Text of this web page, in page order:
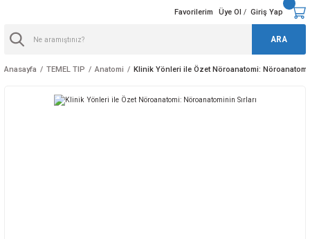
ARA
Favorilerim Üye Ol / Giriş Yap
Anasayfa TEMEL TIP Anatomi Klinik Yönleri ile Özet Nöroanatomi: